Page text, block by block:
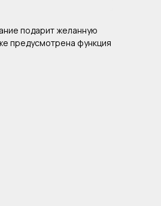
подарит желанную
предусмотрена функция